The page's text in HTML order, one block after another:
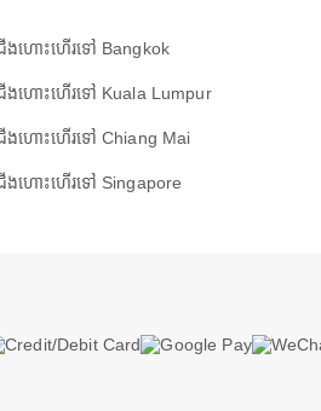
ងហោះហើរទៅ Bangkok
ងហោះហើរទៅ Kuala Lumpur
ងហោះហើរទៅ Chiang Mai
ងហោះហើរទៅ Singapore